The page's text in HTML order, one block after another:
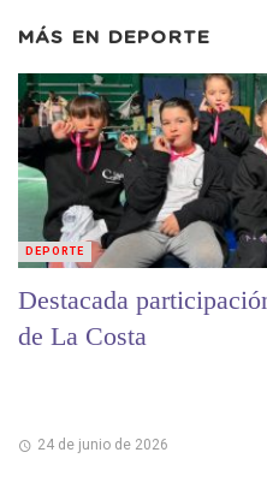
MÁS EN DEPORTE
Destacada
de La Costa
24 de junio de 2026
DEPORTE